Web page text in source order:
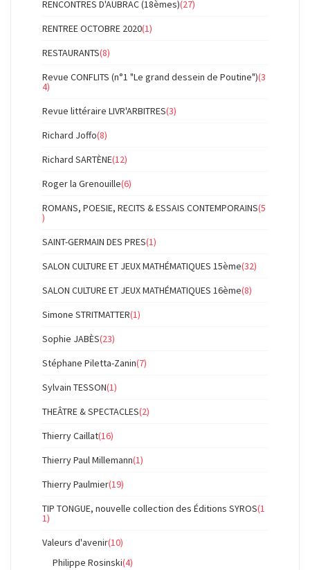
RENCONTRES D'AUBRAC (18èmes)(27)
RENTREE OCTOBRE 2020(1)
RESTAURANTS(8)
Revue CONFLITS (n°1 "Le grand dessein de Poutine")(3
4)
Revue littéraire LIVR'ARBITRES(3)
Richard Joffo(8)
Richard SARTÈNE(12)
Roger la Grenouille(6)
ROMANS, POESIE, RECITS & ESSAIS CONTEMPORAINS(5
)
SAINT-GERMAIN DES PRES(1)
SALON CULTURE ET JEUX MATHÉMATIQUES 15ème(32)
SALON CULTURE ET JEUX MATHÉMATIQUES 16ème(8)
Simone STRITMATTER(1)
Sophie JABÈS(23)
Stéphane Piletta-Zanin(7)
Sylvain TESSON(1)
THEÂTRE & SPECTACLES(2)
Thierry Caillat(16)
Thierry Paul Millemann(1)
Thierry Paulmier(19)
TIP TONGUE, nouvelle collection des Éditions SYROS(1
1)
Valeurs d'avenir(10)
Philippe Rosinski(4)